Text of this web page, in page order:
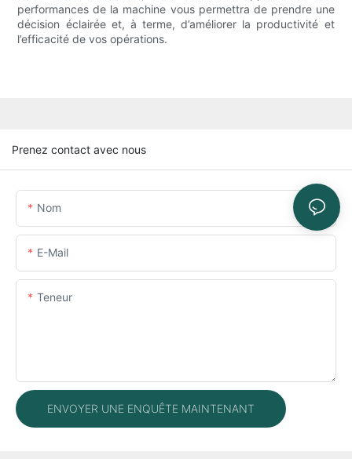
performances de la machine vous permettra de prendre une
décision éclairée et, à terme, d’améliorer la productivité et
l’efficacité de vos opérations.
Prenez contact avec nous
Nom
E-Mail
Teneur
ENVOYER UNE ENQUÊTE MAINTENANT